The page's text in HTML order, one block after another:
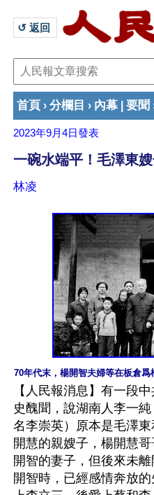
↺ 返回
首頁 › 分欄目 › 內幕 要聞
2023年9月4日發表
一碗水端平！毛澤東
林凌
70年代末，楊開智夫婦等在板倉爲
【人民報消息】有一段
史醜聞，說湖南人李一純
名李崇英）原本是毛澤東
開慧的親嫂子，楊開慧
開智的妻子，但後來未
開智時，已經感情奔放的